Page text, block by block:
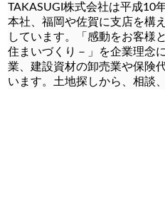
TAKASUGI株式会社は平成10
本社、福岡や佐賀に支店を構
しています。「感動をお客様
住まいづくり－」を企業理念
業、建設資材の卸売業や保険
います。土地探しから、相談